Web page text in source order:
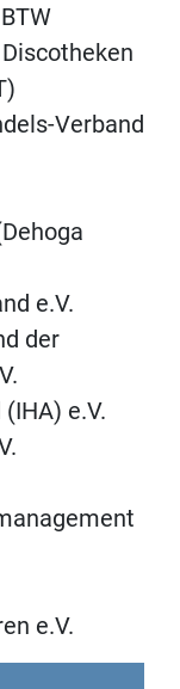
Verband
e.V.
der
e.V.
e.V.